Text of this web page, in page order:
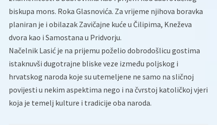
biskupa mons. Roka Glasnovića. Za vrijeme njihova boravka
planiran je i obilazak Zavičajne kuće u Čilipima, Kneževa
dvora kao i Samostana u Pridvorju.
Načelnik Lasić je na prijemu poželio dobrodošlicu gostima
istaknuvši dugotrajne bliske veze između poljskog i
hrvatskog naroda koje su utemeljene ne samo na sličnoj
povijesti u nekim aspektima nego i na čvrstoj katoličkoj vjeri
koja je temelj kulture i tradicije oba naroda.